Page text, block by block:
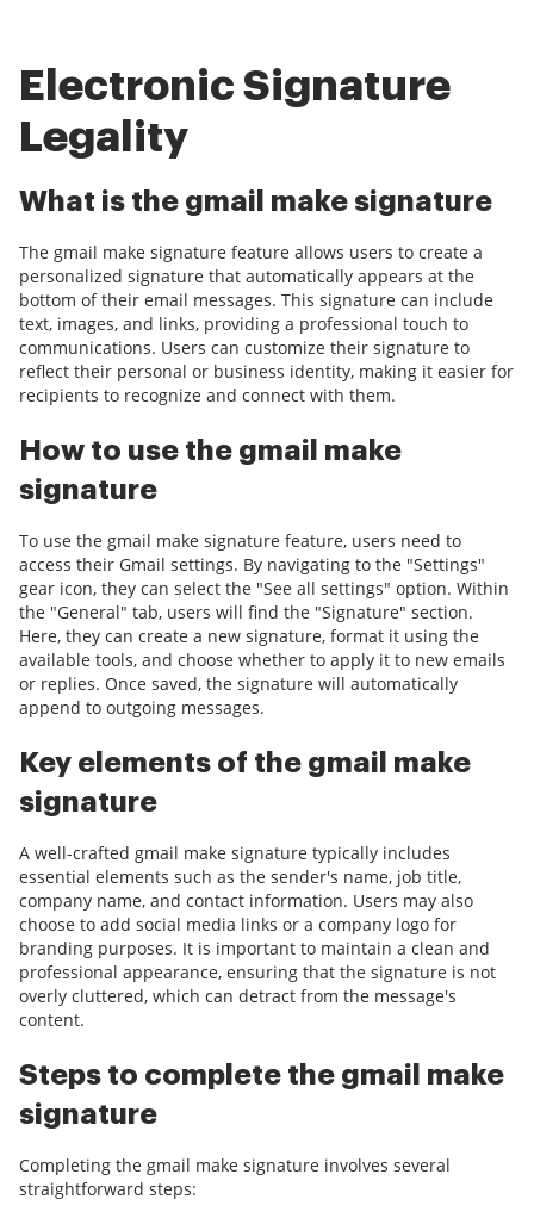
Electronic Signature
Legality
What is the gmail make signature
The gmail make signature feature allows users to create a
personalized signature that automatically appears at the
bottom of their email messages. This signature can include
text, images, and links, providing a professional touch to
communications. Users can customize their signature to
reflect their personal or business identity, making it easier for
recipients to recognize and connect with them.
How to use the gmail make
signature
To use the gmail make signature feature, users need to
access their Gmail settings. By navigating to the "Settings"
gear icon, they can select the "See all settings" option. Within
the "General" tab, users will find the "Signature" section.
Here, they can create a new signature, format it using the
available tools, and choose whether to apply it to new emails
or replies. Once saved, the signature will automatically
append to outgoing messages.
Key elements of the gmail make
signature
A well-crafted gmail make signature typically includes
essential elements such as the sender's name, job title,
company name, and contact information. Users may also
choose to add social media links or a company logo for
branding purposes. It is important to maintain a clean and
professional appearance, ensuring that the signature is not
overly cluttered, which can detract from the message's
content.
Steps to complete the gmail make
signature
Completing the gmail make signature involves several
straightforward steps: